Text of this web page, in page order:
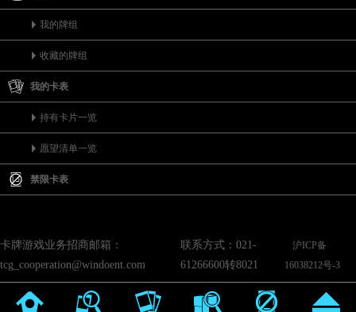
我的牌组
收藏的牌组
我的卡表
持有卡片一览
愿望清单一览
禁限卡表
卡牌游戏业务招商邮箱：
tcg_cooperation@windoent.com
联系方式：021-
61266600转8021
沪ICP备
16038212号-3